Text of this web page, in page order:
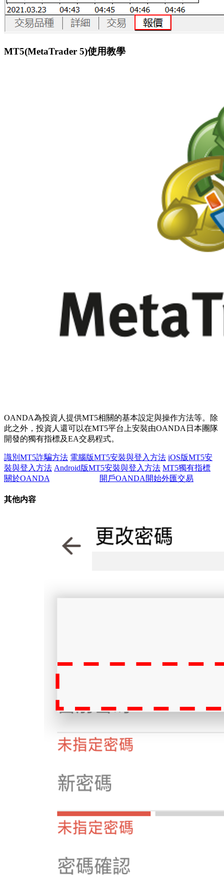
MT5(MetaTrader 5)使用教學
OANDA為投資人提供MT5相關的基本設定與操作方法等。除
此之外，投資人還可以在MT5平台上安裝由OANDA日本團隊
開發的獨有指標及EA交易程式。
識別MT5詐騙方法 電腦版MT5安裝與登入方法 iOS版MT5安
裝與登入方法 Android版MT5安裝與登入方法 MT5獨有指標
關於OANDA
開戶OANDA開始外匯交易
其他内容